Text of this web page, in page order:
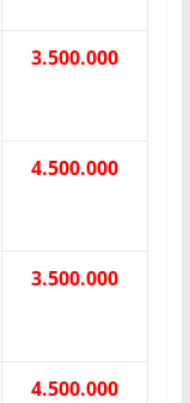
3.500.000
4.500.000
3.500.000
4.500.000